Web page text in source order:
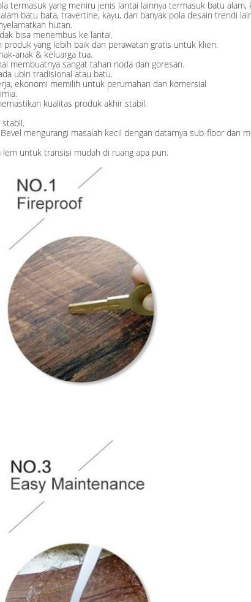
termasuk yang meniru jenis lantai lainnya termasuk batu alam,
batu bata, travertine, kayu, dan banyak pola desain trendi
hutan.
bisa menembus ke lantai.
yang lebih baik dan perawatan gratis untuk klien.
anak & keluarga tua.
membuatnya sangat tahan noda dan goresan.
ubin tradisional atau batu.
ekonomi memilih untuk perumahan dan komersial
kualitas produk akhir stabil.
stabil.
mengurangi masalah kecil dengan datarnya sub-floor dan
untuk transisi mudah di ruang apa pun.